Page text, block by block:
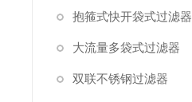
抱箍式快开袋式过滤器
大流量多袋式过滤器
双联不锈钢过滤器